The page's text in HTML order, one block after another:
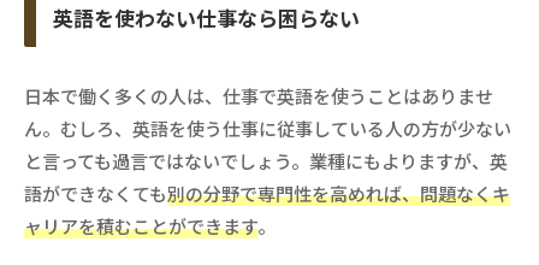
英語を使わない仕事なら困らない
日本で働く多くの人は、仕事で英語を使うことはありませ
ん。むしろ、英語を使う仕事に従事している人の方が少ない
と言っても過言ではないでしょう。業種にもよりますが、英
語ができなくても別の分野で専門性を高めれば、問題なくキ
ャリアを積むことができます。